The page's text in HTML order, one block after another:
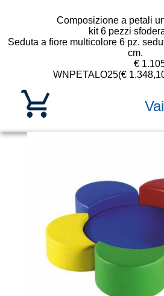
Composizione a petali
kit 6 pezzi
Seduta a fiore multicolore 6 pz.
cm.
WNPETALO25
€
(€